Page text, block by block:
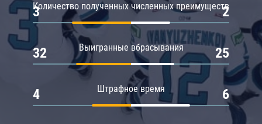
Количество полученных численных преимуществ
3 2
Выигранные вбрасывания
32 25
Штрафное время
4 6